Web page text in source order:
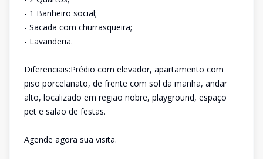
- 1 Banheiro social;
- Sacada com churrasqueira;
- Lavanderia.
Diferenciais:Prédio com elevador, apartamento com
piso porcelanato, de frente com sol da manhã, andar
alto, localizado em região nobre, playground, espaço
pet e salão de festas.
Agende agora sua visita.